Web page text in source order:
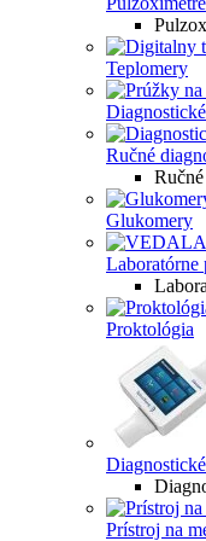
Teplomery
Ručné
Glukomery
Laboratórne
Proktológia
Prístroj na